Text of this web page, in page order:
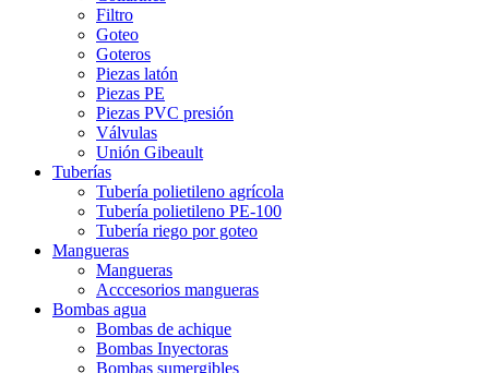
Filtro
Goteo
Goteros
Piezas latón
Piezas PE
Piezas PVC presión
Válvulas
Unión Gibeault
Tuberías
Tubería polietileno agrícola
Tubería polietileno PE-100
Tubería riego por goteo
Mangueras
Mangueras
Acccesorios mangueras
Bombas agua
Bombas de achique
Bombas Inyectoras
Bombas sumergibles